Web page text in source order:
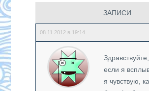
ЗАПИСИ
08.11.2012 в 19:14
если я
я чувствую,